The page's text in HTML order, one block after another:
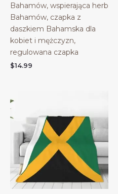
Bahamów, wspierająca herb
Bahamów, czapka z
daszkiem Bahamska dla
kobiet i mężczyzn,
regulowana czapka
$14.99